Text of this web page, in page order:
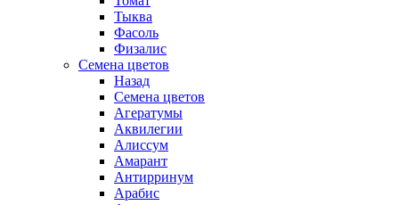
Тыква
Фасоль
Физалис
Семена цветов
Назад
Семена цветов
Агератумы
Аквилегии
Алиссум
Амарант
Антирринум
Арабис